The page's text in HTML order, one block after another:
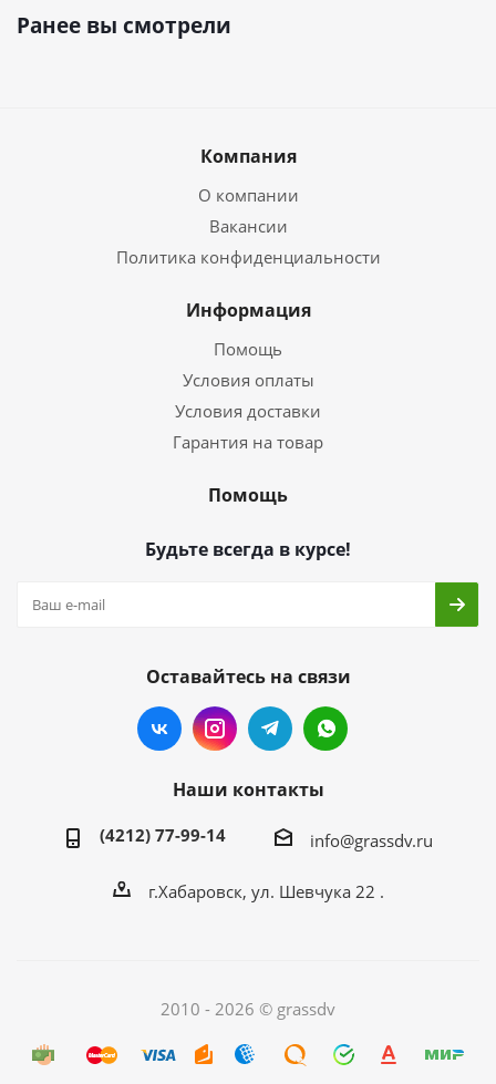
Ранее вы смотрели
Компания
О компании
Вакансии
Политика конфиденциальности
Информация
Помощь
Условия оплаты
Условия доставки
Гарантия на товар
Помощь
Будьте всегда в курсе!
Оставайтесь на связи
Наши контакты
(4212) 77-99-14 info@grassdv.ru
г.Хабаровск, ул. Шевчука 22 .
2010 - 2026 © grassdv